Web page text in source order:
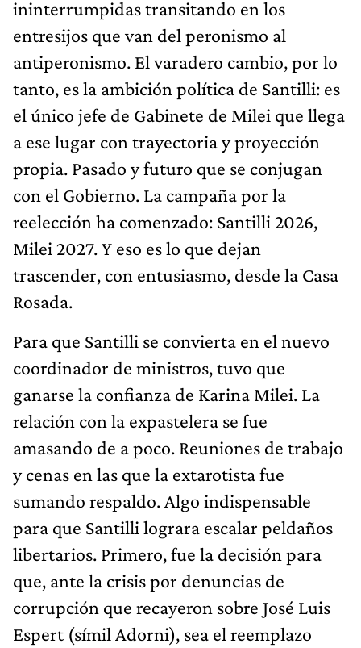
ininterrumpidas transitando en los
entresijos que van del peronismo al
antiperonismo. El varadero cambio, por lo
tanto, es la ambición política de Santilli: es
el único jefe de Gabinete de Milei que llega
a ese lugar con trayectoria y proyección
propia. Pasado y futuro que se conjugan
con el Gobierno. La campaña por la
reelección ha comenzado: Santilli 2026,
Milei 2027. Y eso es lo que dejan
trascender, con entusiasmo, desde la Casa
Rosada.
Para que Santilli se convierta en el nuevo
coordinador de ministros, tuvo que
ganarse la confianza de Karina Milei. La
relación con la expastelera se fue
amasando de a poco. Reuniones de trabajo
y cenas en las que la extarotista fue
sumando respaldo. Algo indispensable
para que Santilli lograra escalar peldaños
libertarios. Primero, fue la decisión para
que, ante la crisis por denuncias de
corrupción que recayeron sobre José Luis
Espert (símil Adorni), sea el reemplazo